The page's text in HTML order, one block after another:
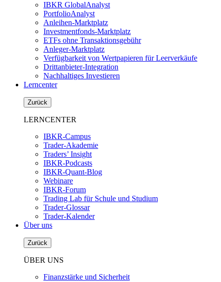
IBKR GlobalAnalyst
PortfolioAnalyst
Anleihen-Marktplatz
Investmentfonds-Marktplatz
ETFs ohne Transaktionsgebühr
Anleger-Marktplatz
Verfügbarkeit von Wertpapieren für Leerverkäufe
Drittanbieter-Integration
Nachhaltiges Investieren
Lerncenter
Zurück
LERNCENTER
IBKR-Campus
Trader-Akademie
Traders’ Insight
IBKR-Podcasts
IBKR-Quant-Blog
Webinare
IBKR-Forum
Trading Lab für Schule und Studium
Trader-Glossar
Trader-Kalender
Über uns
Zurück
ÜBER UNS
Finanzstärke und Sicherheit